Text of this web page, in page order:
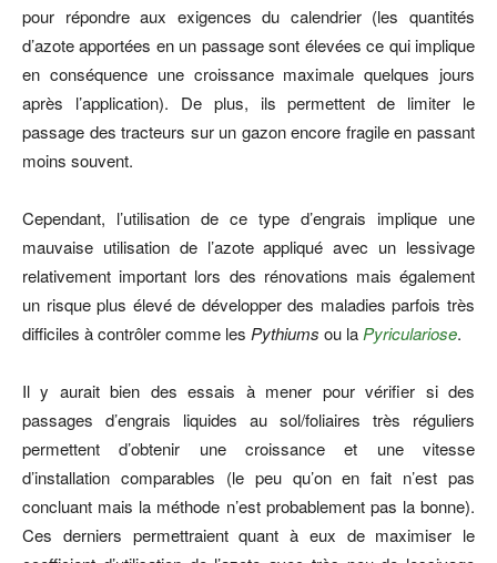
pour répondre aux exigences du calendrier (les quantités
d’azote apportées en un passage sont élevées ce qui implique
en conséquence une croissance maximale quelques jours
après l’application). De plus, ils permettent de limiter le
passage des tracteurs sur un gazon encore fragile en passant
moins souvent.
Cependant, l’utilisation de ce type d’engrais implique une
mauvaise utilisation de l’azote appliqué avec un lessivage
relativement important lors des rénovations mais également
un risque plus élevé de développer des maladies parfois très
difficiles à contrôler comme les Pythiums ou la Pyriculariose.
Il y aurait bien des essais à mener pour vérifier si des
passages d’engrais liquides au sol/foliaires très réguliers
permettent d’obtenir une croissance et une vitesse
d’installation comparables (le peu qu’on en fait n’est pas
concluant mais la méthode n’est probablement pas la bonne).
Ces derniers permettraient quant à eux de maximiser le